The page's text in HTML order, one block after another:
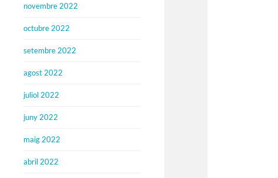
novembre 2022
octubre 2022
setembre 2022
agost 2022
juliol 2022
juny 2022
maig 2022
abril 2022